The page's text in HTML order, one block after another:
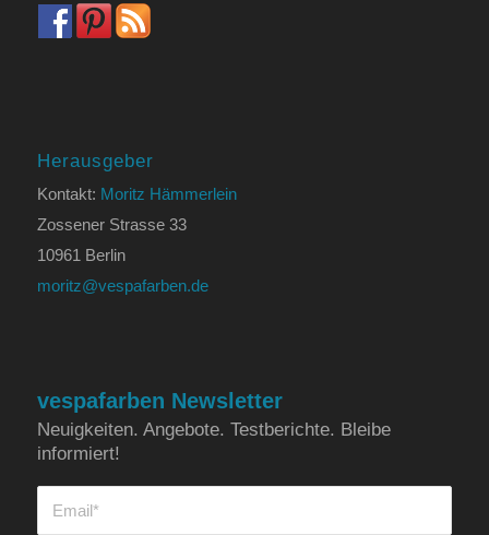
Herausgeber
Kontakt: Moritz Hämmerlein
Zossener Strasse 33
10961 Berlin
moritz@vespafarben.de
vespafarben Newsletter
Neuigkeiten. Angebote. Testberichte. Bleibe
informiert!